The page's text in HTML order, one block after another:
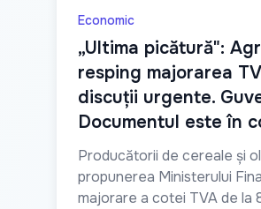
Economic
„Ultima picătură":
resping majorarea
discuții urgente.
Documentul este în
Producătorii de cereale și
propunerea Ministerului
majorare a cotei TVA de la